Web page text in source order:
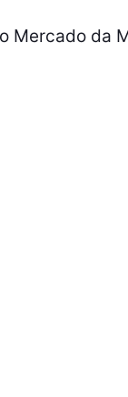
Mercado da